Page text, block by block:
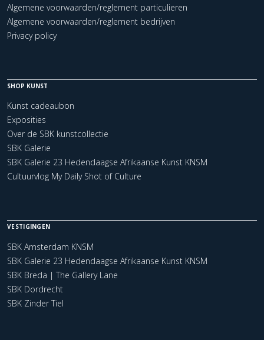
Algemene voorwaarden/reglement particulieren
Algemene voorwaarden/reglement bedrijven
Privacy policy
SHOP KUNST
Kunst cadeaubon
Exposities
Over de SBK kunstcollectie
SBK Galerie
SBK Galerie 23 Hedendaagse Afrikaanse Kunst KNSM
Cultuurvlog My Daily Shot of Culture
VESTIGINGEN
SBK Amsterdam KNSM
SBK Galerie 23 Hedendaagse Afrikaanse Kunst KNSM
SBK Breda | The Gallery Lane
SBK Dordrecht
SBK Zinder Tiel